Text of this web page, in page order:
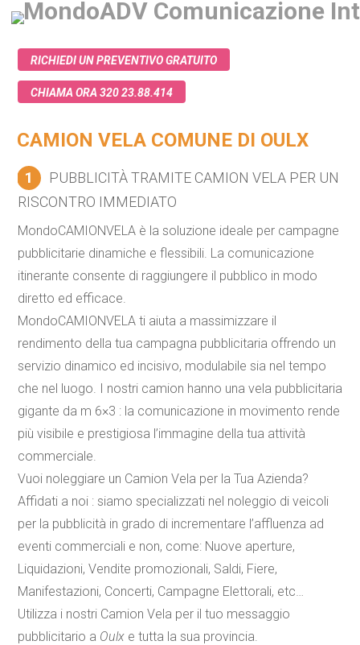
RICHIEDI UN PREVENTIVO GRATUITO
CHIAMA ORA 320 23.88.414
CAMION VELA COMUNE DI OULX
1
PUBBLICITÀ TRAMITE CAMION VELA PER UN
RISCONTRO IMMEDIATO
MondoCAMIONVELA è la soluzione ideale per campagne
pubblicitarie dinamiche e flessibili. La comunicazione
itinerante consente di raggiungere il pubblico in modo
diretto ed efficace.
MondoCAMIONVELA ti aiuta a massimizzare il
rendimento della tua campagna pubblicitaria offrendo un
servizio dinamico ed incisivo, modulabile sia nel tempo
che nel luogo. I nostri camion hanno una vela pubblicitaria
gigante da m 6×3 : la comunicazione in movimento rende
più visibile e prestigiosa l’immagine della tua attività
commerciale.
Vuoi noleggiare un Camion Vela per la Tua Azienda?
Affidati a noi : siamo specializzati nel noleggio di veicoli
per la pubblicità in grado di incrementare l’affluenza ad
eventi commerciali e non, come: Nuove aperture,
Liquidazioni, Vendite promozionali, Saldi, Fiere,
Manifestazioni, Concerti, Campagne Elettorali, etc…
Utilizza i nostri Camion Vela per il tuo messaggio
pubblicitario a Oulx e tutta la sua provincia.